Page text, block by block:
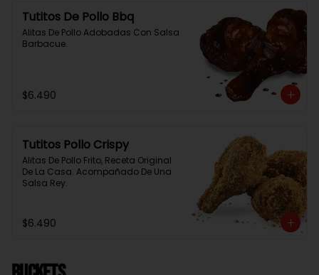
Tutitos De Pollo Bbq
Alitas De Pollo Adobadas Con Salsa
Barbacue.
$6.490
Tutitos Pollo Crispy
Alitas De Pollo Frito, Receta Original
De La Casa. Acompañado De Una
Salsa Rey.
$6.490